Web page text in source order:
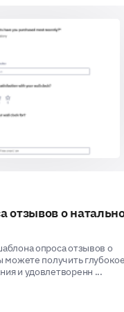
отзывов о
опроса отзывов о
можете получить глубокое
и удовлетворенн ...